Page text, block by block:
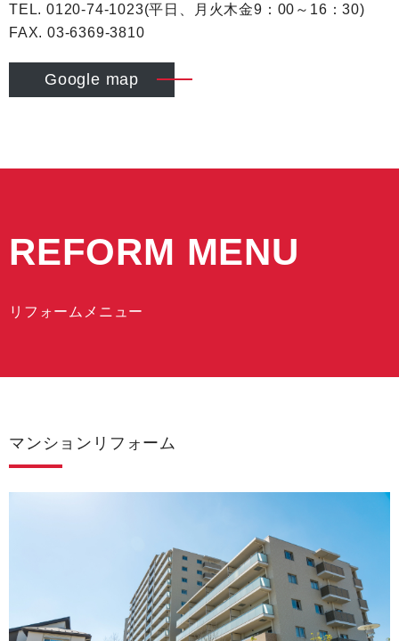
TEL. 0120-74-1023(平日、月火木金9：00～16：30)
FAX. 03-6369-3810
Google map
REFORM MENU
リフォームメニュー
マンションリフォーム